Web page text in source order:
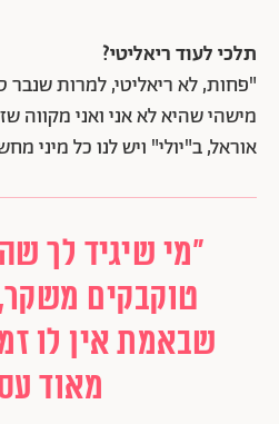
תלכי לעוד ריאליטי?
"פחות, לא ריאליטי, למרות שנבר
מישהי שהיא לא אני ואני מקווה
אוראל, ב"יולי" ויש לנו כל מיני
"מי שיגיד לך
טוקבקים
שבאמת אין לו
מאוד